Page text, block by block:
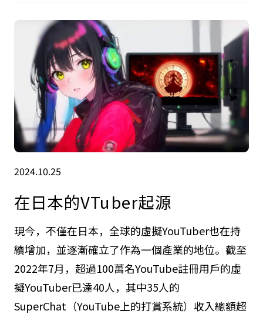
2024.10.25
在日本的VTuber起源
現今，不僅在日本，全球的虛擬YouTuber也在持
續增加，並逐漸確立了作為一個產業的地位。截至
2022年7月，超過100萬名YouTube註冊用戶的虛
擬YouTuber已達40人，其中35人的
SuperChat（YouTube上的打賞系統）收入總額超